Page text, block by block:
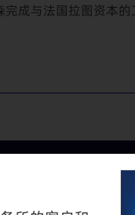
完成与法国拉图资本的